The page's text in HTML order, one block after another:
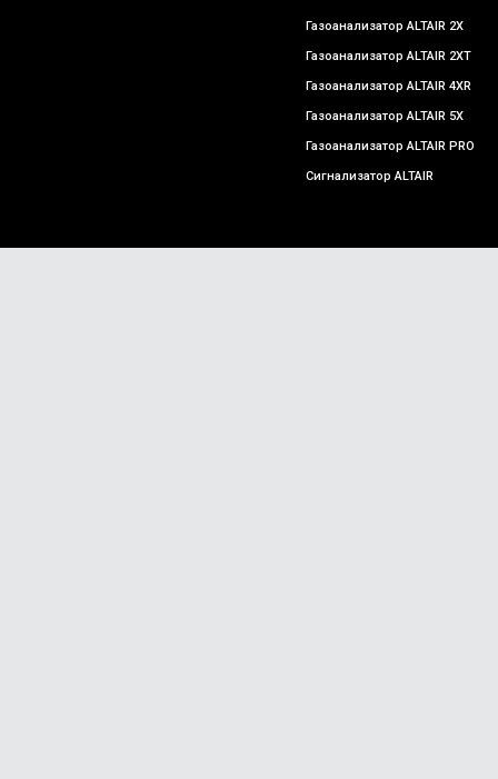
Газоанализатор ALTAIR 2X
Газоанализатор ALTAIR 2XT
Газоанализатор ALTAIR 4XR
Газоанализатор ALTAIR 5X
Газоанализатор ALTAIR PRO
Сигнализатор ALTAIR